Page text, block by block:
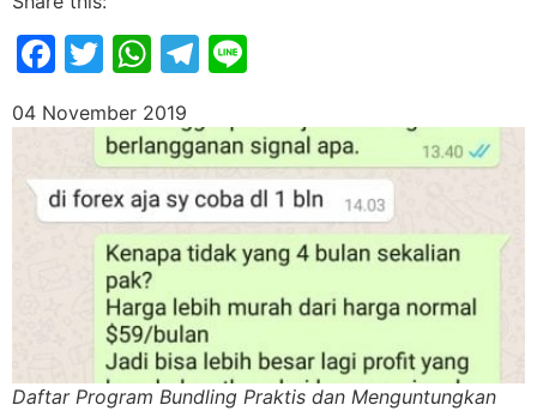
Facebook
Twitter
WhatsApp
Telegram
04 November 2019
Daftar Program Bundling Praktis dan Menguntungkan